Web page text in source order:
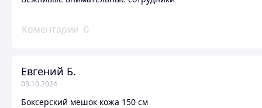
Коментарии 0
Евгений Б.
03.10.2024
Боксерский мешок кожа 150 см